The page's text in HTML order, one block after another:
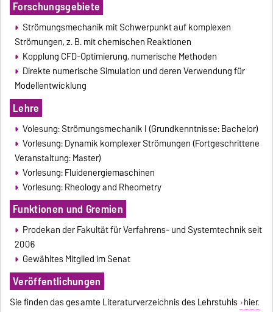
Forschungsgebiete
Strömungsmechanik mit Schwerpunkt auf komplexen
Strömungen, z. B. mit chemischen Reaktionen
Kopplung CFD-Optimierung, numerische Methoden
Direkte numerische Simulation und deren Verwendung für
Modellentwicklung
Lehre
Volesung: Strömungsmechanik I (Grundkenntnisse: Bachelor)
Vorlesung: Dynamik komplexer Strömungen (Fortgeschrittene
Veranstaltung: Master)
Vorlesung: Fluidenergiemaschinen
Vorlesung: Rheology and Rheometry
Funktionen und Gremien
Prodekan der Fakultät für Verfahrens- und Systemtechnik seit
2006
Gewähltes Mitglied im Senat
Veröffentlichungen
Sie finden das gesamte Literaturverzeichnis des Lehrstuhls hier.